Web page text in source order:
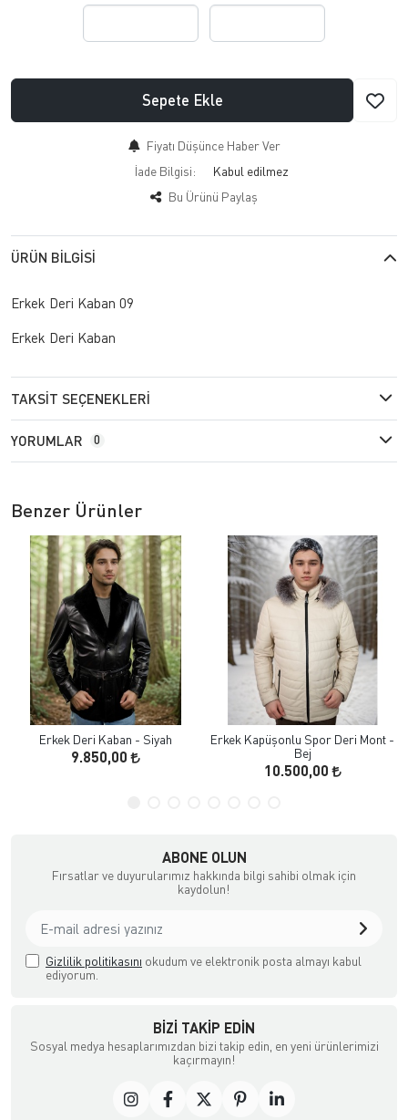
Sepete Ekle
Fiyatı Düşünce Haber Ver
İade Bilgisi:
Bu Ürünü Paylaş
ÜRÜN BILGISI
Erkek Deri Kaban 09
Erkek Deri Kaban
TAKSIT SEÇENEKLERI
YORUMLAR 0
Benzer Ürünler
Erkek Deri Kaban - Siyah
9.850,00
Erkek Kapüşonlu Spor Deri Mont -
Bej
10.500,00
ABONE OLUN
Fırsatlar ve duyurularımız hakkında bilgi sahibi olmak için
kaydolun!
Gizlilik politikasını okudum ve elektronik posta almayı kabul
ediyorum.
BIZI TAKIP EDIN
Sosyal medya hesaplarımızdan bizi takip edin, en yeni ürünlerimizi
kaçırmayın!